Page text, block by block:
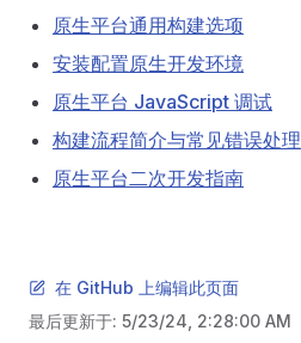
原生平台通用构建选项
安装配置原生开发环境
原生平台 JavaScript 调试
构建流程简介与常见错误处理
原生平台二次开发指南
在 GitHub 上编辑此页面
最后更新于: 5/23/24, 2:28:00 AM